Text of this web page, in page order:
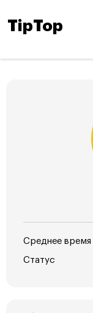
TipTop
Среднее время
Статус